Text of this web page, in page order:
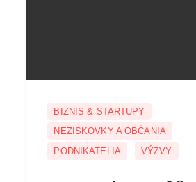
BIZNIS & STARTUPY
NEZISKOVKY A OBČANIA
PODNIKATELIA
VÝZVY